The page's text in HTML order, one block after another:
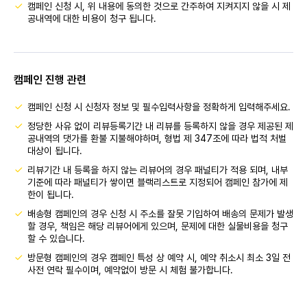
캠페인 신청 시, 위 내용에 동의한 것으로 간주하여 지켜지지 않을 시 제
공내역에 대한 비용이 청구 됩니다.
캠페인 진행 관련
캠페인 신청 시 신청자 정보 및 필수입력사항을 정확하게 입력해주세요.
정당한 사유 없이 리뷰등록기간 내 리뷰를 등록하지 않을 경우 제공된 제
공내역의 댓가를 환불 지불해야하며, 형법 제 347조에 따라 법적 처벌
대상이 됩니다.
리뷰기간 내 등록을 하지 않는 리뷰어의 경우 패널티가 적용 되며, 내부
기준에 따라 패널티가 쌓이면 블랙리스트로 지정되어 캠페인 참가에 제
한이 됩니다.
배송형 캠페인의 경우 신청 시 주소를 잘못 기입하여 배송의 문제가 발생
할 경우, 책임은 해당 리뷰어에게 있으며, 문제에 대한 실물비용을 청구
할 수 있습니다.
방문형 캠페인의 경우 캠페인 특성 상 예약 시, 예약 취소시 최소 3일 전
사전 연락 필수이며, 예약없이 방문 시 체험 불가합니다.